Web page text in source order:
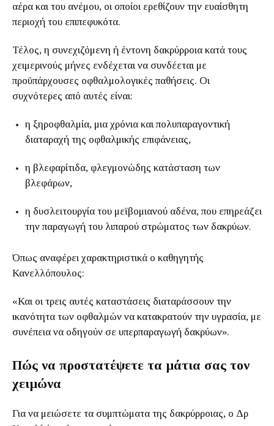
αέρα και του ανέμου, οι οποίοι ερεθίζουν την ευαίσθητη
περιοχή του επιπεφυκότα.
Τέλος, η συνεχιζόμενη ή έντονη δακρύρροια κατά τους
χειμερινούς μήνες ενδέχεται να συνδέεται με
προϋπάρχουσες οφθαλμολογικές παθήσεις. Οι
συχνότερες από αυτές είναι:
η ξηροφθαλμία, μια χρόνια και πολυπαραγοντική
διαταραχή της οφθαλμικής επιφάνειας,
η βλεφαρίτιδα, φλεγμονώδης κατάσταση των
βλεφάρων,
η δυσλειτουργία του μεϊβομιανού αδένα, που επηρεάζει
την παραγωγή του λιπαρού στρώματος των δακρύων.
Όπως αναφέρει χαρακτηριστικά ο καθηγητής
Κανελλόπουλος:
«Και οι τρεις αυτές καταστάσεις διαταράσσουν την
ικανότητα των οφθαλμών να κατακρατούν την υγρασία, με
συνέπεια να οδηγούν σε υπερπαραγωγή δακρύων».
Πώς να προστατέψετε τα μάτια σας τον
χειμώνα
Για να μειώσετε τα συμπτώματα της δακρύρροιας, ο Δρ